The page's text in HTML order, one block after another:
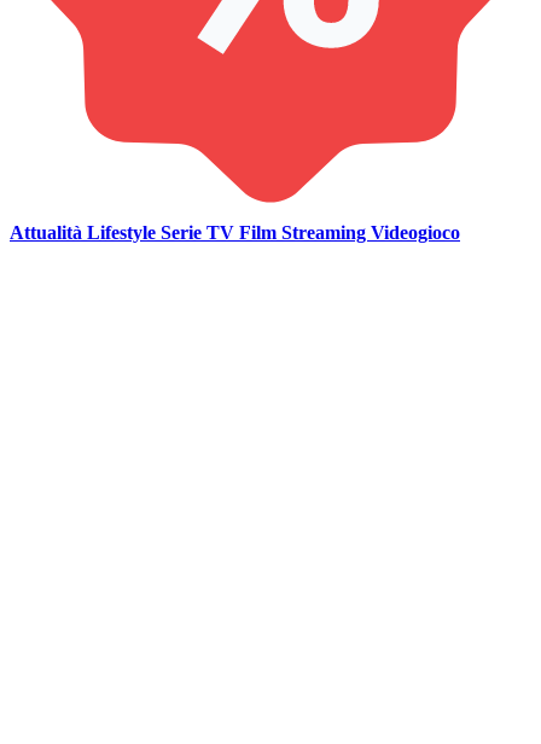
Attualità Lifestyle Serie TV Film Streaming Videogioco